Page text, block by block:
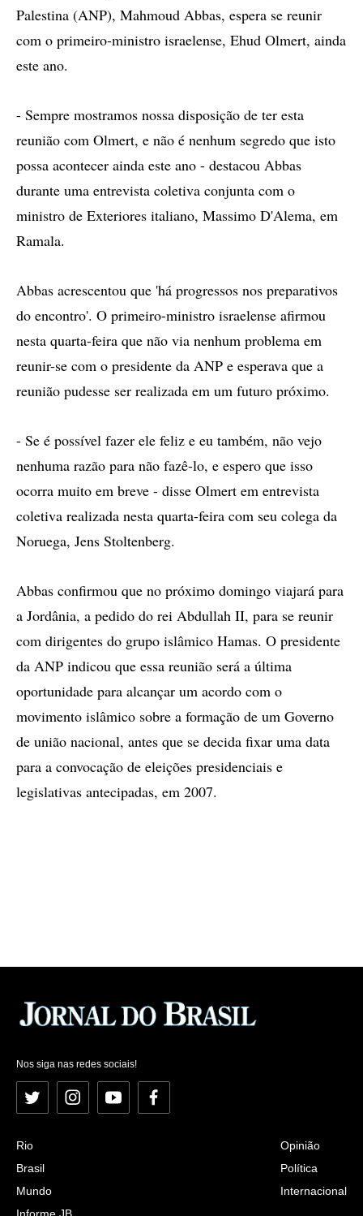
Palestina (ANP), Mahmoud Abbas, espera se reunir
com o primeiro-ministro israelense, Ehud Olmert, ainda
este ano.
- Sempre mostramos nossa disposição de ter esta
reunião com Olmert, e não é nenhum segredo que isto
possa acontecer ainda este ano - destacou Abbas
durante uma entrevista coletiva conjunta com o
ministro de Exteriores italiano, Massimo D'Alema, em
Ramala.
Abbas acrescentou que 'há progressos nos preparativos
do encontro'. O primeiro-ministro israelense afirmou
nesta quarta-feira que não via nenhum problema em
reunir-se com o presidente da ANP e esperava que a
reunião pudesse ser realizada em um futuro próximo.
- Se é possível fazer ele feliz e eu também, não vejo
nenhuma razão para não fazê-lo, e espero que isso
ocorra muito em breve - disse Olmert em entrevista
coletiva realizada nesta quarta-feira com seu colega da
Noruega, Jens Stoltenberg.
Abbas confirmou que no próximo domingo viajará para
a Jordânia, a pedido do rei Abdullah II, para se reunir
com dirigentes do grupo islâmico Hamas. O presidente
da ANP indicou que essa reunião será a última
oportunidade para alcançar um acordo com o
movimento islâmico sobre a formação de um Governo
de união nacional, antes que se decida fixar uma data
para a convocação de eleições presidenciais e
legislativas antecipadas, em 2007.
Nos siga nas redes sociais!
Twitter InstagramYouTubeFacebook
Rio
Brasil
Mundo
Informe JB
Opinião
Política
Internacional